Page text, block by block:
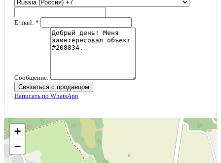
E-mail: *
Сообщение:
Связаться с продавцом
Написать по WhatsApp
+
−